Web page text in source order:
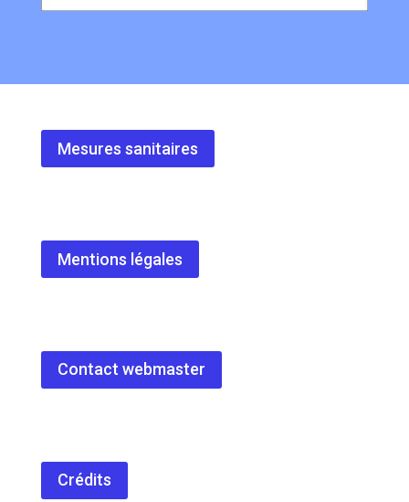
Mesures sanitaires
Mentions légales
Contact webmaster
Crédits